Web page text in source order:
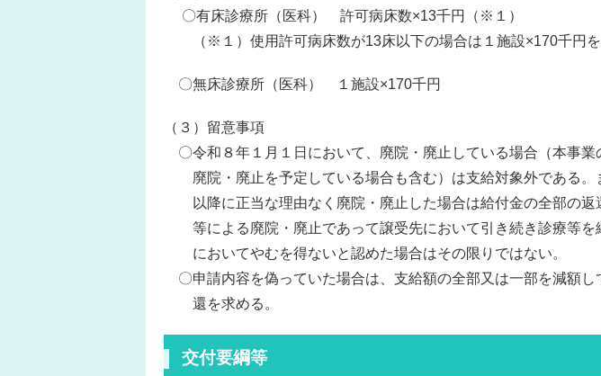
〇有床診療所（医科） 許可病床数×13千円（※１）
（※１）使用許可病床数が13床以下の場合は１施設×170千円
〇無床診療所（医科） １施設×170千円
（３）留意事項
〇令和８年１月１日において、廃院・廃止している場合（本事業
廃院・廃止を予定している場合も含む）は支給対象外である。
以降に正当な理由なく廃院・廃止した場合は給付金の全部の返
等による廃院・廃止であって譲受先において引き続き診療等を
においてやむを得ないと認めた場合はその限りではない。
〇申請内容を偽っていた場合は、支給額の全部又は一部を減額し
還を求める。
交付要綱等